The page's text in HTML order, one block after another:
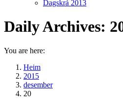
Dagskrá 2013
Daily Archives:
You are here:
Heim
2015
desember
20